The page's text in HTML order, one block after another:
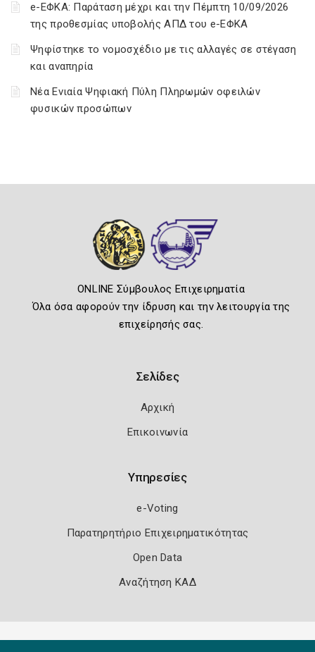
e-ΕΦΚΑ: Παράταση μέχρι και την Πέμπτη 10/09/2026
της προθεσμίας υποβολής ΑΠΔ του e-ΕΦΚΑ
Ψηφίστηκε το νομοσχέδιο με τις αλλαγές σε στέγαση
και αναπηρία
Νέα Ενιαία Ψηφιακή Πύλη Πληρωμών οφειλών
φυσικών προσώπων
ONLINE Σύμβουλος Επιχειρηματία
Όλα όσα αφορούν την ίδρυση και την λειτουργία της
επιχείρησής σας.
Σελίδες
Αρχική
Επικοινωνία
Υπηρεσίες
e-Voting
Παρατηρητήριο Επιχειρηματικότητας
Open Data
Αναζήτηση ΚΑΔ